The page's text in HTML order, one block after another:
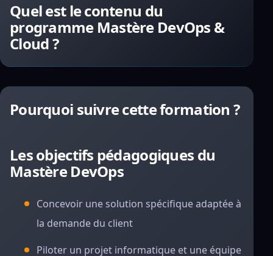
Quel est le contenu du
programme Mastère DevOps &
Cloud ?
Pourquoi suivre cette formation ?
Les objectifs pédagogiques du
Mastère DevOps
Concevoir une solution spécifique adaptée à
la demande du client
Piloter un projet informatique et une équipe